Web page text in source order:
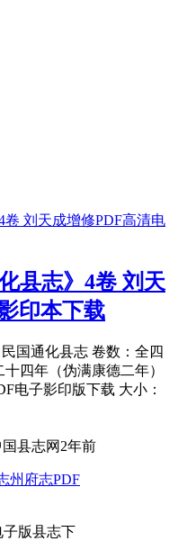
县志》4卷 刘天
印本下载
国通化县志 卷数：全四
四年（伪满康德二年）
电子影印版下载 大小：
县志网 2年前
子版县志下